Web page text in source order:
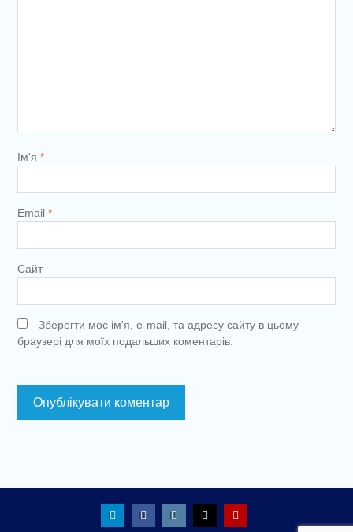
Ім'я *
Email *
Сайт
Зберегти моє ім'я, e-mail, та адресу сайту в цьому
браузері для моїх подальших коментарів.